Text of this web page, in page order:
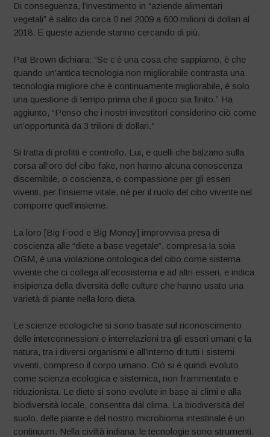
Di conseguenza, l’investimento in “aziende alimentari
vegetali” è salito da circa 0 nel 2009 a 600 milioni di dollari al
2018. E queste aziende stanno cercando di più.
Pat Brown dichiara: “Se c’è una cosa che sappiamo, è che
quando un’antica tecnologia non migliorabile contrasta una
tecnologia migliore che è continuamente migliorabile, è solo
una questione di tempo prima che il gioco sia finito.” Ha
aggiunto, “Penso che i nostri investitori considerino ciò come
un’opportunità da 3 trilioni di dollari.”
Si tratta di profitti e controllo. Lui, e quelli che balzano sulla
corsa all’oro del cibo fake, non hanno alcuna conoscenza
discernibile, o coscienza, o compassione per gli esseri
viventi, per l’insieme vitale, né per il ruolo del cibo vivente nel
comporre quell’insieme.
La loro [Big Food e Big Money] improvvisa presa di
coscienza alle “diete a base vegetale”, compresa la soia
OGM, è una violazione ontologica del cibo come sistema
vivente che ci collega all’ecosistema e ad altri esseri, e indica
insipienza della diversità delle culture che hanno usato una
varietà di piante nella loro dieta.
Le scienze ecologiche si sono basate sul riconoscimento
delle interconnessioni e interrelazioni tra gli esseri umani e la
natura, tra i diversi organismi e all’interno di tutti i sistemi
viventi, compreso il corpo umano. Ciò si è quindi evoluto
come scienza ecologica e sistemica, non frammentata e
riduzionista. Le diete si sono evolute in base ai climi e alla
biodiversità locale, consentita dal clima. La biodiversità del
suolo, delle piante e del nostro microbioma intestinale è un
continuum. Nella civiltà indiana, le tecnologie sono strumenti.